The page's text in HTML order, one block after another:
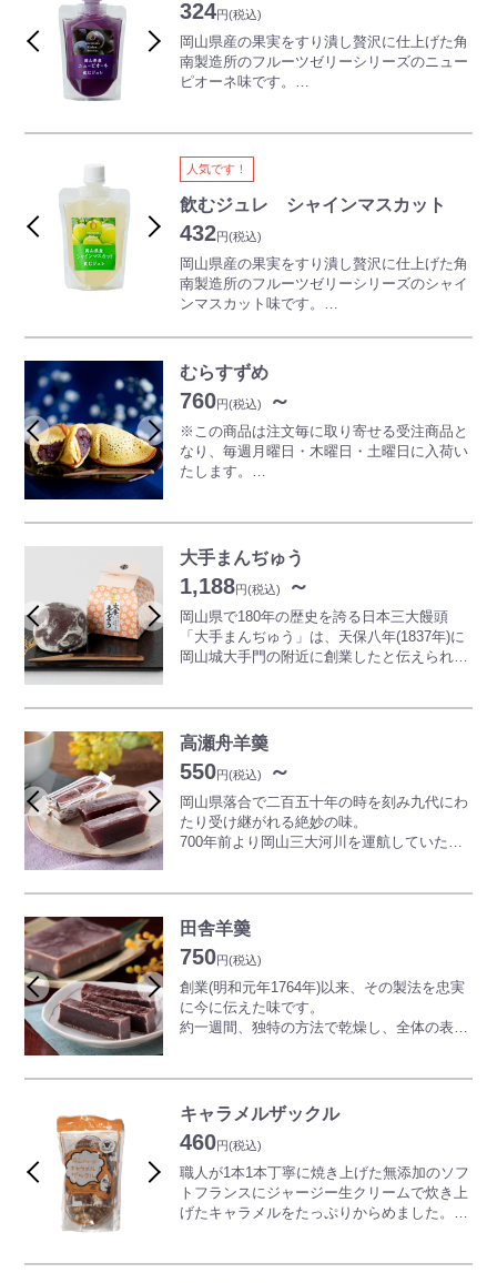
普通のゼリーよりも柔らかく、ストローで飲
めるほどの口どけを追求して完成した飲むジ
ュレをお楽しみください。
324円(税込)
岡山県産の果実をすり潰し贅沢に仕上げた角
南製造所のフルーツゼリーシリーズのニュー
ピオーネ味です。
普通のゼリーよりも柔らかく、ストローで飲
めるほどの口どけを追求して完成した飲むジ
ュレをお楽しみください。
岡山県産のピオーネを使用し、甘いながらも
濃厚な味わいが特徴です。
人気です！
飲むジュレ シャインマスカット
432円(税込)
岡山県産の果実をすり潰し贅沢に仕上げた角
南製造所のフルーツゼリーシリーズのシャイ
ンマスカット味です。
る個性豊かな飲むジュレに仕上がりました。
おやつやスポーツのあとにも適しています。
普通のゼリーよりも柔らかく、ストローで飲
めるほどの口どけを追求して完成した飲むジ
ュレをお楽しみください。
むらすずめ
760円(税込) ～
※この商品は注文毎に取り寄せる受注商品と
なり、毎週月曜日・木曜日・土曜日に入荷い
たします。
る羽根をひろげた「すゞめ」に見たて、 群
がるすゞめ・・・「むらすゞめ」 と名づけ
られました。
卵を多く使ったソフトなクレープ風の薄い皮
で、一粒ずつ厳選した北海道十勝産小豆を使
い、柔らかく炊きあげた粒餡をすげ笠状に包
た卵風味の焼き皮と、甘みをおさえた粒餡が
調和して、上品な味わいです。
平成19年7月より、1個1個フィルムで包むこ
とにより、より食べやすくなりました。
大手まんぢゅう
1,188円(税込) ～
岡山県で180年の歴史を誇る日本三大饅頭
「大手まんぢゅう」は、天保八年(1837年)に
岡山城大手門の附近に創業したと伝えられて
つくり始め、もち米などを加えながらじっく
り日数をかけて、成熟した甘酒を仕上げてい
きます。
これに小麦粉を混合し発酵させて生地を調製
いたします。
この丹念に仕上げた生地で、北海道産小豆を
せながら出来上がってまいります。
昔から伝えられた酒饅頭の基本製法でつくっ
ていますので、甘酒のコクが餡の甘さとほど
よく調和したまろやかな味わいが特徴です。
【発送に関してのご案内】
本商品は当館店頭での在庫はございません。
せ商品のため、発送までに1～3日間の時間を
大手まんぢゅうをお楽しみいただけます！
高瀬舟羊羮
550円(税込) ～
岡山県落合で二百五十年の時を刻み九代にわ
たり受け継がれる絶妙の味。
700年前より岡山三大河川を運航していた高
と後をほどいて手を汚さずに食べるのがコ
ツ。
田舎羊羮
750円(税込)
創業(明和元年1764年)以来、その製法を忠実
に今に伝えた味です。
約一週間、独特の方法で乾燥し、全体の表面
ています)。
濃いお茶、コーヒーに合います。
キャラメルザックル
460円(税込)
職人が1本1本丁寧に焼き上げた無添加のソフ
トフランスにジャージー生クリームで炊き上
げたキャラメルをたっぷりからめました。